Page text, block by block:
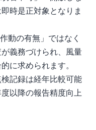
時是正対象となりま
動の有無」ではなく
義務づけられ、風量
に求められます。
記録は経年比較可能
以降の報告精度向上